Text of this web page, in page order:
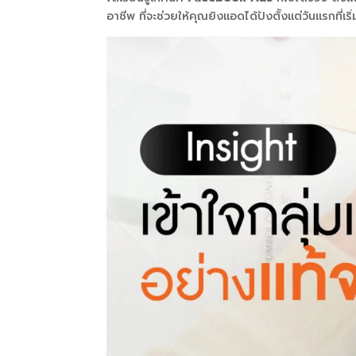
อาชีพ ที่จะช่วยให้คุณยิงแอดได้ปังตั้งแต่วันแรกที่เริ่